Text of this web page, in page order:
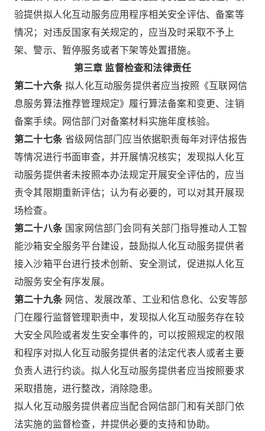
验提供拟人化互动服务应用程序相关安全评估、备案等
情况；对违反国家有关规定的，应当及时采取不予上
架、警示、暂停服务或者下架等处置措施。
第三章 监督检查和法律责任
第二十六条拟人化互动服务提供者应当按照《互联网信
息服务算法推荐管理规定》履行算法备案和变更、注销
备案手续。网信部门对备案材料实施年度核验。
第二十七条省级网信部门应当依据职责每年对评估报告
等情况进行书面审查，并开展情况核实；发现拟人化互
动服务提供者未按照本办法规定开展安全评估的，应当
责令其限期重新评估；认为有必要的，可以对其开展现
场检查。
第二十八条国家网信部门会同有关部门指导推动人工智
能沙箱安全服务平台建设，鼓励拟人化互动服务提供者
接入沙箱平台进行技术创新、安全测试，促进拟人化互
动服务安全有序发展。
第二十九条网信、发展改革、工业和信息化、公安等部
门在履行监督管理职责中，发现拟人化互动服务存在较
大安全风险或者发生安全事件的，可以按照规定的权限
和程序对拟人化互动服务提供者的法定代表人或者主要
负责人进行约谈。拟人化互动服务提供者应当按照要求
采取措施，进行整改，消除隐患。
拟人化互动服务提供者应当配合网信部门和有关部门依
法实施的监督检查，并提供必要的支持和协助。